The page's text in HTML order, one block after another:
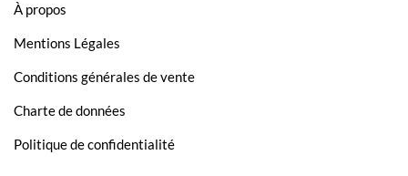
À propos
Mentions Légales
Conditions générales de vente
Charte de données
Politique de confidentialité